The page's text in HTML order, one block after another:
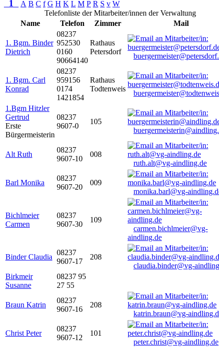
1 A B C f G H K L M P R S v W
Telefonliste der Mitarbeiter/innen der Verwaltung
Name
Telefon Zimmer Mail
1. Bgm. Binder
Dietrich
08237
952530
0160
90664140
Rathaus
Petersdorf
1. Bgm. Carl
Konrad
08237
959156
0174
1421854
Rathaus
Todtenweis
1.Bgm Hitzler
Gertrud
Erste
Bürgermeisterin
08237
9607-0
105
Alt Ruth
08237
9607-10
008
ruth.alt@vg-aindling.de
Barl Monika
08237
9607-20
009
monika.barl@vg-
Bichlmeier
Carmen
08237
9607-30
109
carmen.bichlmeier@vg-
aindling.de
Binder Claudia
08237
9607-17
208
claudia.binder@vg-
Birkmeir
Susanne
08237 95
27 55
Braun Katrin
08237
9607-16
208
katrin.braun@vg-
Christ Peter
08237
9607-12
101
peter.christ@vg-aindling.de